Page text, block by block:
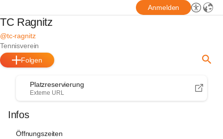
Anmelden
TC Ragnitz
@tc-ragnitz
Tennisverein
Folgen
Platzreservierung
Externe URL
Infos
Öffnungszeiten